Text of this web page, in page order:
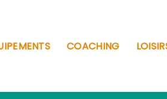
COACHING